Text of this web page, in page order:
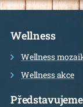
Informace
Wellness
Wellness
Wellness akce
Představujeme